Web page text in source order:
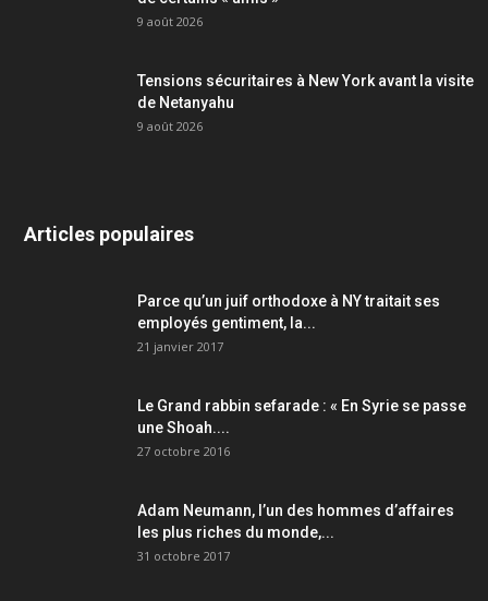
9 août 2026
Tensions sécuritaires à New York avant la visite
de Netanyahu
9 août 2026
Articles populaires
Parce qu’un juif orthodoxe à NY traitait ses
employés gentiment, la...
21 janvier 2017
Le Grand rabbin sefarade : « En Syrie se passe
une Shoah....
27 octobre 2016
Adam Neumann, l’un des hommes d’affaires
les plus riches du monde,...
31 octobre 2017